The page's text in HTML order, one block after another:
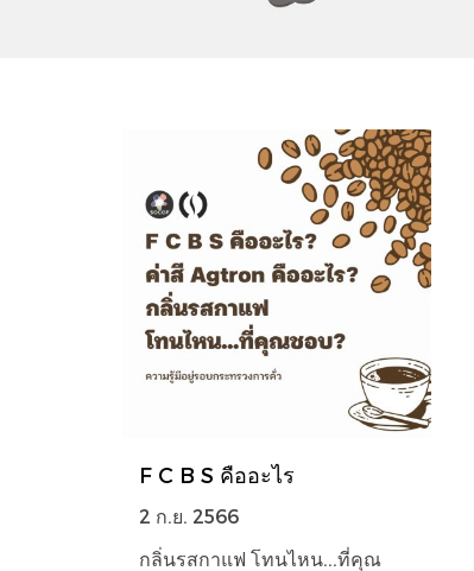
F C B S คืออะไร
2 ก.ย. 2566
กลิ่นรสกาแฟ โทนไหน...ที่คุณ